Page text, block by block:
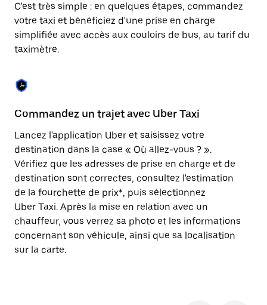
une
date.
Appuyez
sur
la
pour
fermer
calendrier.
C'est très simple : en quelques étapes, commandez
votre taxi et bénéficiez d'une prise en charge
simplifiée avec accès aux couloirs de bus, au tarif du
taximètre.
Commandez un trajet avec Uber Taxi
Lancez l'application Uber et saisissez votre
destination dans la case « Où allez-vous ? ».
Vérifiez que les adresses de prise en charge et de
destination sont correctes, consultez l'estimation
de la fourchette de prix*, puis sélectionnez
Uber Taxi. Après la mise en relation avec un
chauffeur, vous verrez sa photo et les informations
concernant son véhicule, ainsi que sa localisation
sur la carte.